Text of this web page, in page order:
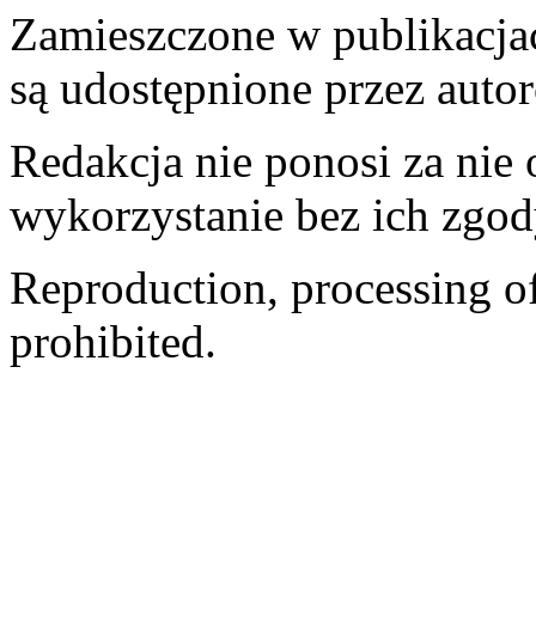
Zamieszczone w
są udostępnione przez
Redakcja nie ponosi za
wykorzystanie bez ich
Reproduction, processing
prohibited.